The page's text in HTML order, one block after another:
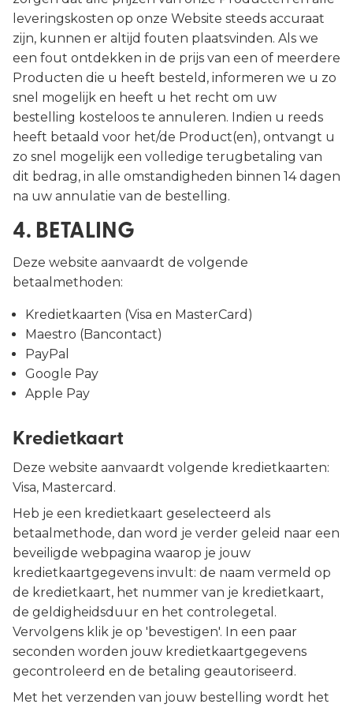
leveringskosten op onze Website steeds accuraat
zijn, kunnen er altijd fouten plaatsvinden. Als we
een fout ontdekken in de prijs van een of meerdere
Producten die u heeft besteld, informeren we u zo
snel mogelijk en heeft u het recht om uw
bestelling kosteloos te annuleren. Indien u reeds
heeft betaald voor het/de Product(en), ontvangt u
zo snel mogelijk een volledige terugbetaling van
dit bedrag, in alle omstandigheden binnen 14 dagen
na uw annulatie van de bestelling.
4. BETALING
Deze website aanvaardt de volgende
betaalmethoden:
Kredietkaarten (Visa en MasterCard)
Maestro (Bancontact)
PayPal
Google Pay
Apple Pay
Kredietkaart
Deze website aanvaardt volgende kredietkaarten:
Visa, Mastercard.
Heb je een kredietkaart geselecteerd als
betaalmethode, dan word je verder geleid naar een
beveiligde webpagina waarop je jouw
kredietkaartgegevens invult: de naam vermeld op
de kredietkaart, het nummer van je kredietkaart,
de geldigheidsduur en het controlegetal.
Vervolgens klik je op 'bevestigen'. In een paar
seconden worden jouw kredietkaartgegevens
gecontroleerd en de betaling geautoriseerd.
Met het verzenden van jouw bestelling wordt het